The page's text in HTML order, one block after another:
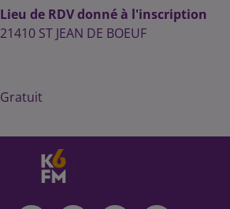
Lieu de RDV donné à l'inscription
21410 ST JEAN DE BOEUF
Gratuit